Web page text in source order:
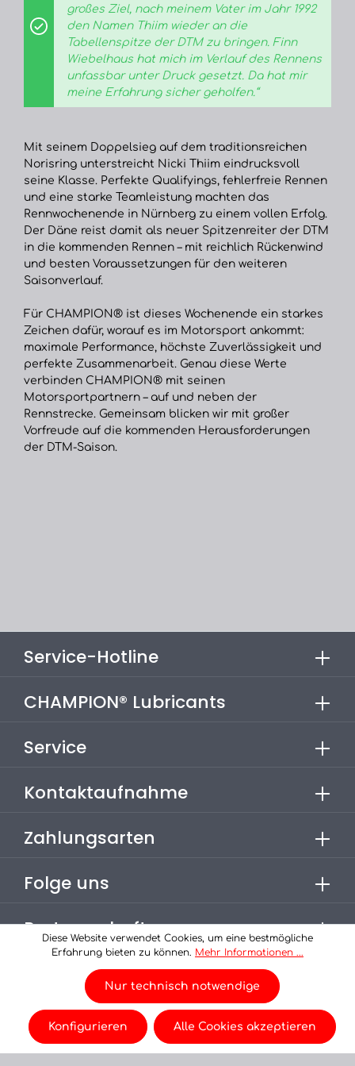
großes Ziel, nach meinem Vater im Jahr 1992
den Namen Thiim wieder an die
Tabellenspitze der DTM zu bringen. Finn
Wiebelhaus hat mich im Verlauf des Rennens
unfassbar unter Druck gesetzt. Da hat mir
meine Erfahrung sicher geholfen.“
Mit seinem Doppelsieg auf dem traditionsreichen
Norisring unterstreicht Nicki Thiim eindrucksvoll
seine Klasse. Perfekte Qualifyings, fehlerfreie Rennen
und eine starke Teamleistung machten das
Rennwochenende in Nürnberg zu einem vollen Erfolg.
Der Däne reist damit als neuer Spitzenreiter der DTM
in die kommenden Rennen – mit reichlich Rückenwind
und besten Voraussetzungen für den weiteren
Saisonverlauf.
Für CHAMPION® ist dieses Wochenende ein starkes
Zeichen dafür, worauf es im Motorsport ankommt:
maximale Performance, höchste Zuverlässigkeit und
perfekte Zusammenarbeit. Genau diese Werte
verbinden CHAMPION® mit seinen
Motorsportpartnern – auf und neben der
Rennstrecke. Gemeinsam blicken wir mit großer
Vorfreude auf die kommenden Herausforderungen
der DTM-Saison.
Folge uns
Partnerschaften
Service-Hotline
CHAMPION® Lubricants
Service
Kontaktaufnahme
Zahlungsarten
© 2026 Champion-Oel - eine Seite der
Donig Mineralöl-Vertriebs GmbH
* Alle Preise inkl. gesetzl. Mehrwertsteuer zzgl.
Versandkosten , wenn nicht anders angegeben.
Diese Website verwendet Cookies, um eine bestmögliche
Erfahrung bieten zu können. Mehr Informationen ...
Nur technisch notwendige
Konfigurieren Alle Cookies akzeptieren